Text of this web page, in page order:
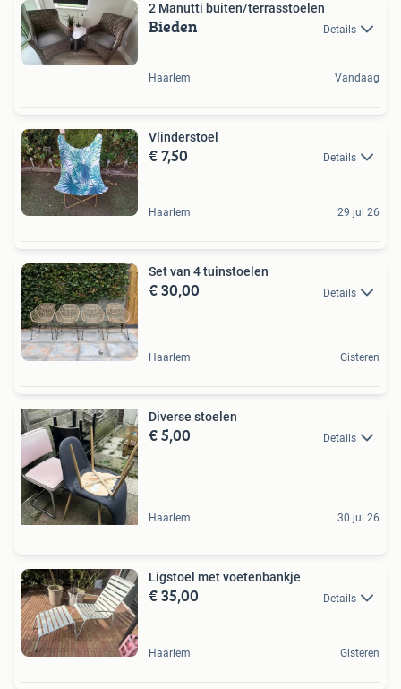
2 Manutti buiten/terrasstoelen
Bieden Details
Haarlem Vandaag
Vlinderstoel
€ 7,50 Details
Haarlem 29 jul 26
Set van 4 tuinstoelen
€ 30,00 Details
Haarlem Gisteren
Diverse stoelen
€ 5,00 Details
Haarlem 30 jul 26
Ligstoel met voetenbankje
€ 35,00 Details
Haarlem Gisteren